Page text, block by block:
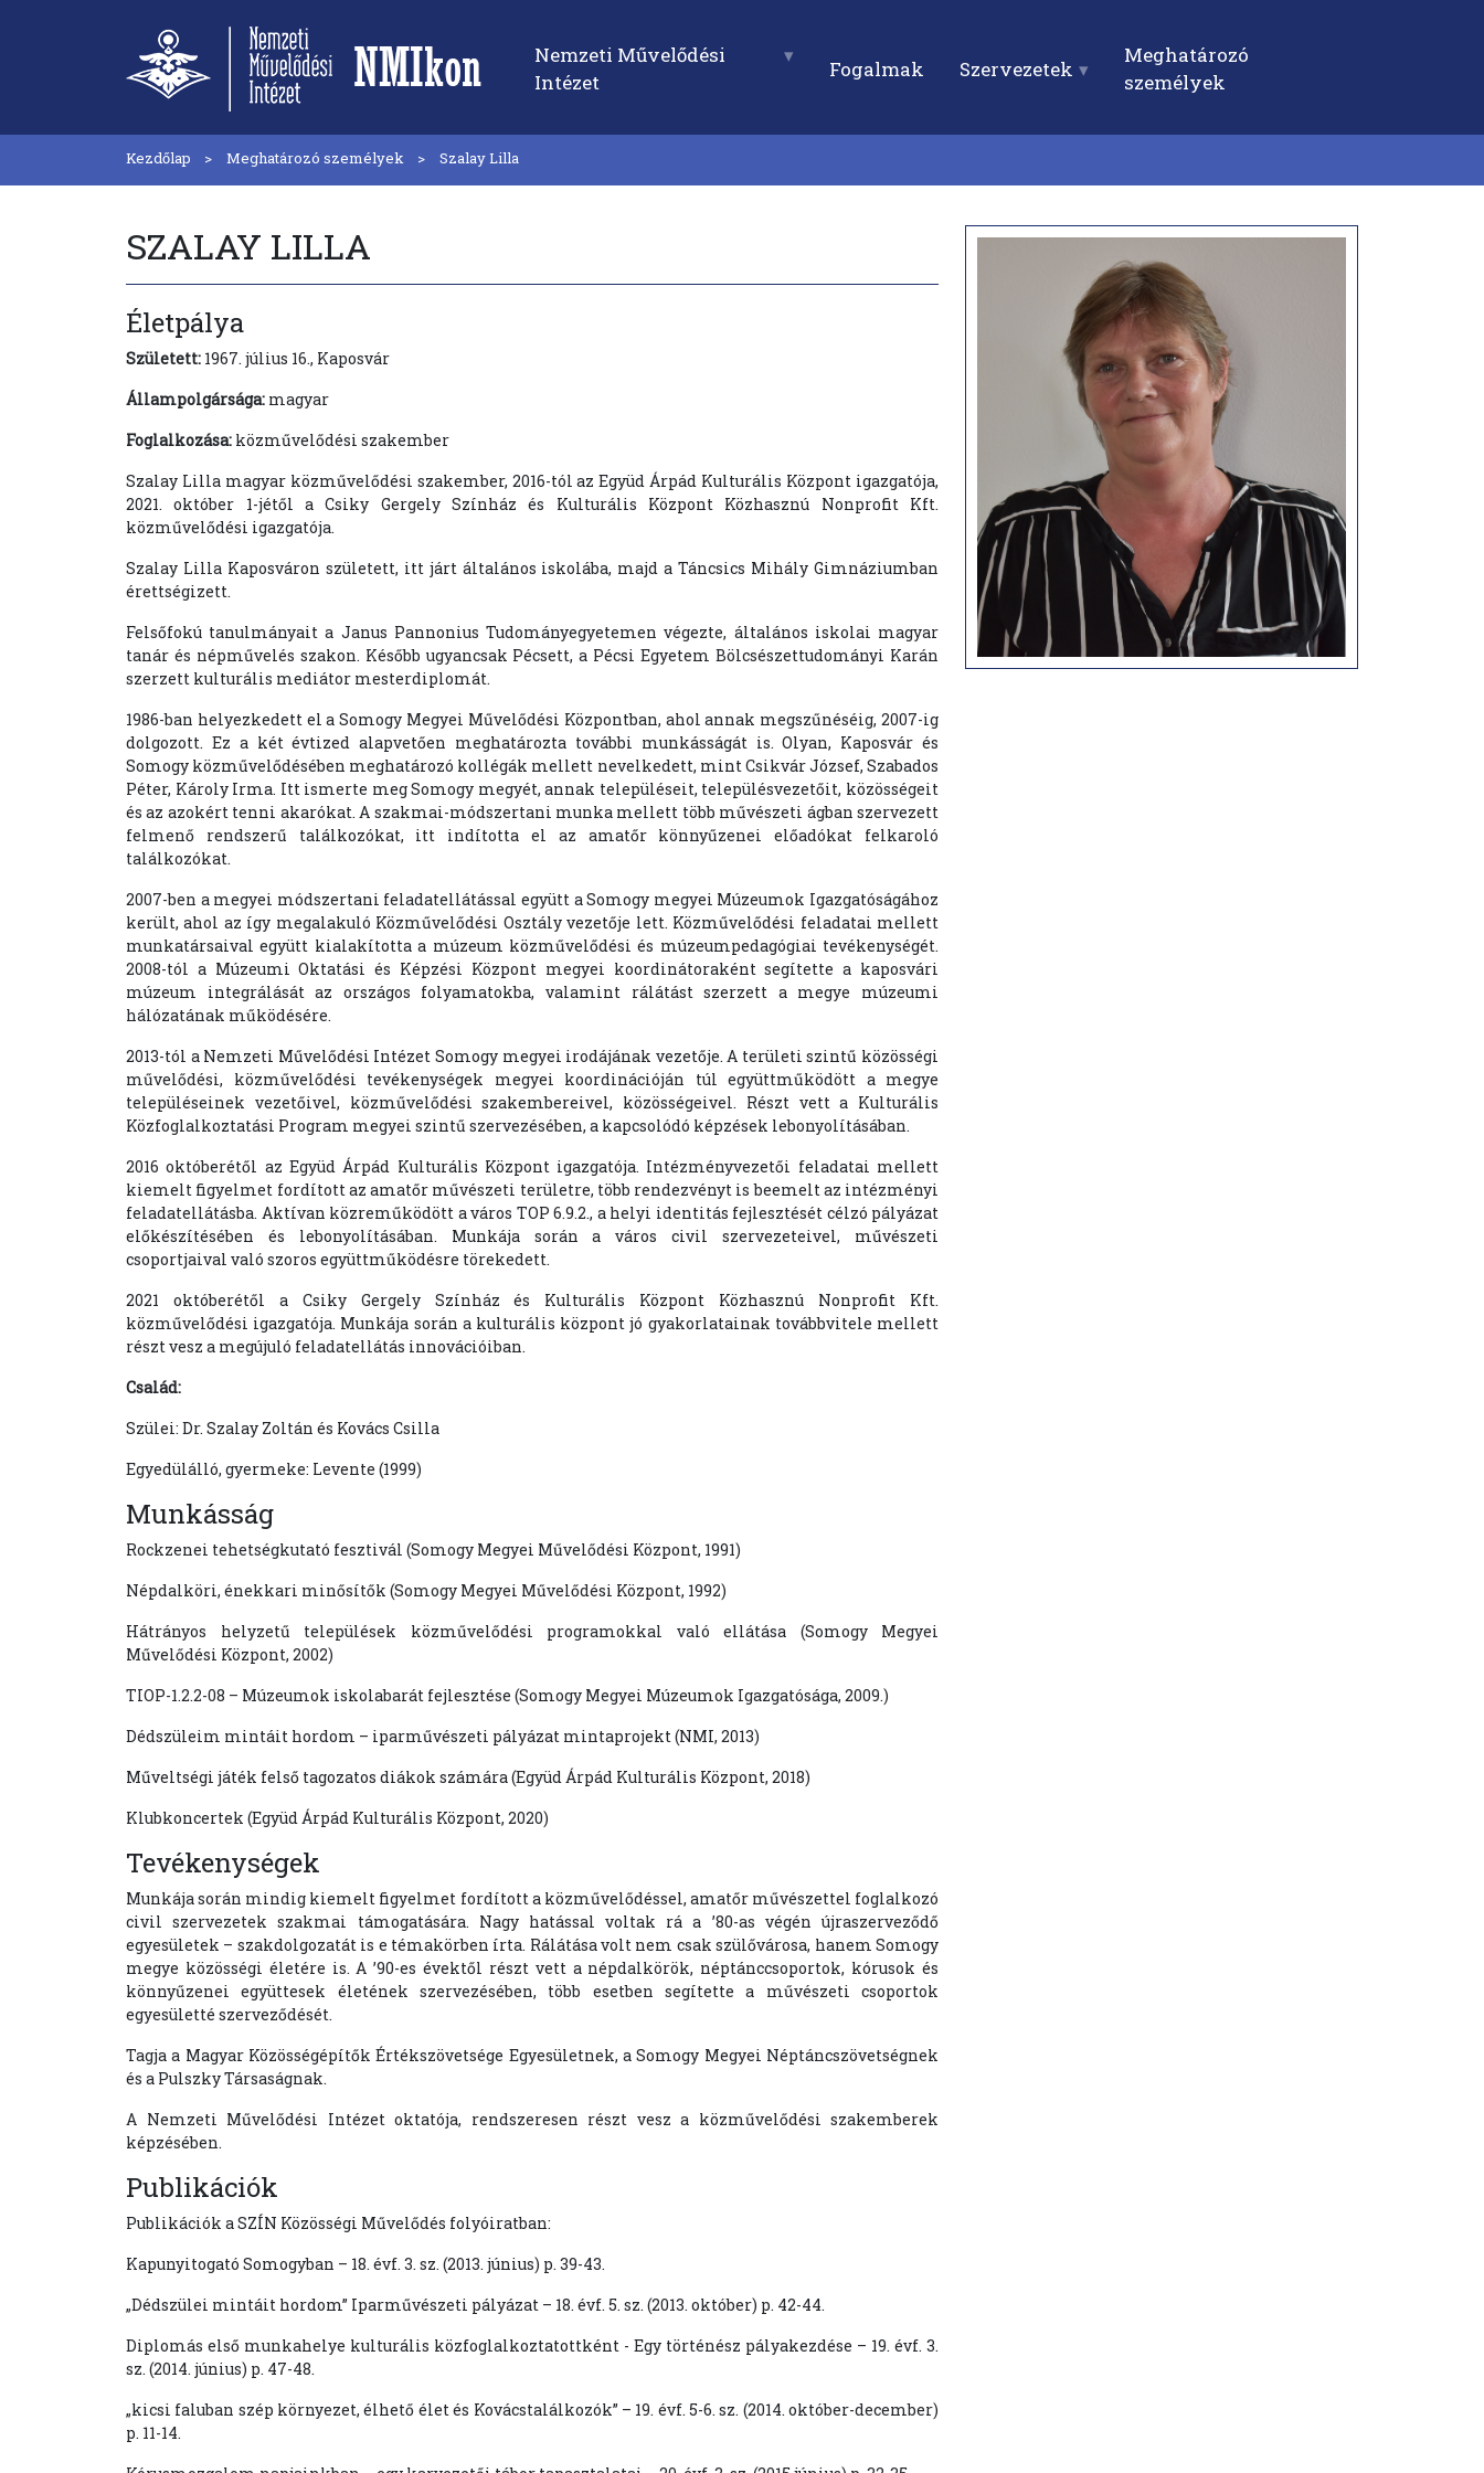
Nemzeti Művelődési
Intézet
Fogalmak Szervezetek
Meghatározó
személyek
Kezdőlap Meghatározó személyek Szalay Lilla
SZALAY LILLA
Életpálya
Született: 1967. július 16., Kaposvár
Állampolgársága: magyar
Foglalkozása: közművelődési szakember
Szalay Lilla magyar közművelődési szakember, 2016-tól az Együd Árpád Kulturális Központ igazgatója,
2021. október 1-jétől a Csiky Gergely Színház és Kulturális Központ Közhasznú Nonprofit Kft.
közművelődési igazgatója.
Szalay Lilla Kaposváron született, itt járt általános iskolába, majd a Táncsics Mihály Gimnáziumban
érettségizett.
Felsőfokú tanulmányait a Janus Pannonius Tudományegyetemen végezte, általános iskolai magyar
tanár és népművelés szakon. Később ugyancsak Pécsett, a Pécsi Egyetem Bölcsészettudományi Karán
szerzett kulturális mediátor mesterdiplomát.
1986-ban helyezkedett el a Somogy Megyei Művelődési Központban, ahol annak megszűnéséig, 2007-ig
dolgozott. Ez a két évtized alapvetően meghatározta további munkásságát is. Olyan, Kaposvár és
Somogy közművelődésében meghatározó kollégák mellett nevelkedett, mint Csikvár József, Szabados
Péter, Károly Irma. Itt ismerte meg Somogy megyét, annak településeit, településvezetőit, közösségeit
és az azokért tenni akarókat. A szakmai-módszertani munka mellett több művészeti ágban szervezett
felmenő rendszerű találkozókat, itt indította el az amatőr könnyűzenei előadókat felkaroló
találkozókat.
2007-ben a megyei módszertani feladatellátással együtt a Somogy megyei Múzeumok Igazgatóságához
került, ahol az így megalakuló Közművelődési Osztály vezetője lett. Közművelődési feladatai mellett
munkatársaival együtt kialakította a múzeum közművelődési és múzeumpedagógiai tevékenységét.
2008-tól a Múzeumi Oktatási és Képzési Központ megyei koordinátoraként segítette a kaposvári
múzeum integrálását az országos folyamatokba, valamint rálátást szerzett a megye múzeumi
hálózatának működésére.
2013-tól a Nemzeti Művelődési Intézet Somogy megyei irodájának vezetője. A területi szintű közösségi
művelődési, közművelődési tevékenységek megyei koordinációján túl együttműködött a megye
településeinek vezetőivel, közművelődési szakembereivel, közösségeivel. Részt vett a Kulturális
Közfoglalkoztatási Program megyei szintű szervezésében, a kapcsolódó képzések lebonyolításában.
2016 októberétől az Együd Árpád Kulturális Központ igazgatója. Intézményvezetői feladatai mellett
kiemelt figyelmet fordított az amatőr művészeti területre, több rendezvényt is beemelt az intézményi
feladatellátásba. Aktívan közreműködött a város TOP 6.9.2., a helyi identitás fejlesztését célzó pályázat
előkészítésében és lebonyolításában. Munkája során a város civil szervezeteivel, művészeti
csoportjaival való szoros együttműködésre törekedett.
2021 októberétől a Csiky Gergely Színház és Kulturális Központ Közhasznú Nonprofit Kft.
közművelődési igazgatója. Munkája során a kulturális központ jó gyakorlatainak továbbvitele mellett
részt vesz a megújuló feladatellátás innovációiban.
Család:
Szülei: Dr. Szalay Zoltán és Kovács Csilla
Egyedülálló, gyermeke: Levente (1999)
Munkásság
Rockzenei tehetségkutató fesztivál (Somogy Megyei Művelődési Központ, 1991)
Népdalköri, énekkari minősítők (Somogy Megyei Művelődési Központ, 1992)
Hátrányos helyzetű települések közművelődési programokkal való ellátása (Somogy Megyei
Művelődési Központ, 2002)
TIOP-1.2.2-08 – Múzeumok iskolabarát fejlesztése (Somogy Megyei Múzeumok Igazgatósága, 2009.)
Dédszüleim mintáit hordom – iparművészeti pályázat mintaprojekt (NMI, 2013)
Műveltségi játék felső tagozatos diákok számára (Együd Árpád Kulturális Központ, 2018)
Klubkoncertek (Együd Árpád Kulturális Központ, 2020)
Tevékenységek
Munkája során mindig kiemelt figyelmet fordított a közművelődéssel, amatőr művészettel foglalkozó
civil szervezetek szakmai támogatására. Nagy hatással voltak rá a ’80-as végén újraszerveződő
egyesületek – szakdolgozatát is e témakörben írta. Rálátása volt nem csak szülővárosa, hanem Somogy
megye közösségi életére is. A ’90-es évektől részt vett a népdalkörök, néptánccsoportok, kórusok és
könnyűzenei együttesek életének szervezésében, több esetben segítette a művészeti csoportok
egyesületté szerveződését.
Tagja a Magyar Közösségépítők Értékszövetsége Egyesületnek, a Somogy Megyei Néptáncszövetségnek
és a Pulszky Társaságnak.
A Nemzeti Művelődési Intézet oktatója, rendszeresen részt vesz a közművelődési szakemberek
képzésében.
Publikációk
Publikációk a SZÍN Közösségi Művelődés folyóiratban:
Kapunyitogató Somogyban – 18. évf. 3. sz. (2013. június) p. 39-43.
„Dédszülei mintáit hordom” Iparművészeti pályázat – 18. évf. 5. sz. (2013. október) p. 42-44.
Diplomás első munkahelye kulturális közfoglalkoztatottként - Egy történész pályakezdése – 19. évf. 3.
sz. (2014. június) p. 47-48.
„kicsi faluban szép környezet, élhető élet és Kovácstalálkozók” – 19. évf. 5-6. sz. (2014. október-december)
p. 11-14.